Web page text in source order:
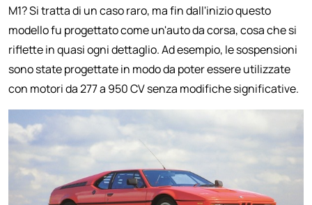
M1? Si tratta di un caso raro, ma fin dall'inizio questo
modello fu progettato come un'auto da corsa, cosa che si
riflette in quasi ogni dettaglio. Ad esempio, le sospensioni
sono state progettate in modo da poter essere utilizzate
con motori da 277 a 950 CV senza modifiche significative.